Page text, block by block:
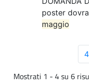
poster
maggio
Mostrati 1 - 4 su 6